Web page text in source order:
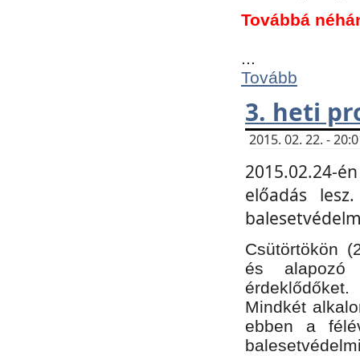
Továbbá
...
Tovább
3. heti
2015. 02. 22. -
2015.02.24-
előadás
Csütörtökön
és alapozó
érdeklődőket.
Mindkét
ebben a